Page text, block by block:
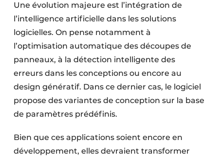
Une évolution majeure est l’intégration de
l’intelligence artificielle dans les solutions
logicielles. On pense notamment à
l’optimisation automatique des découpes de
panneaux, à la détection intelligente des
erreurs dans les conceptions ou encore au
design génératif. Dans ce dernier cas, le logiciel
propose des variantes de conception sur la base
de paramètres prédéfinis.
Bien que ces applications soient encore en
développement, elles devraient transformer